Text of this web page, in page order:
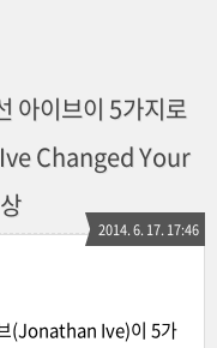
아이브이 5가지로
Changed Your
2014. 6. 17. 17:46
(Jonathan Ive)이 5가